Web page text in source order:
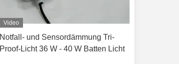
Video
Notfall- und Sensordämmung Tri-
Proof-Licht 36 W - 40 W Batten Licht